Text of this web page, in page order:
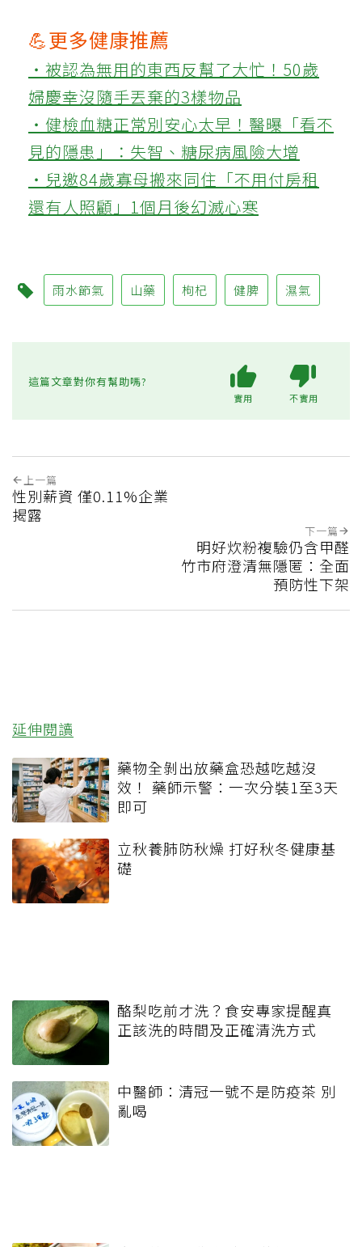
💪更多健康推薦
‧被認為無用的東西反幫了大忙！50歲
婦慶幸沒隨手丟棄的3樣物品
‧健檢血糖正常別安心太早！醫曝「看不
見的隱患」：失智、糖尿病風險大增
‧兒邀84歲寡母搬來同住「不用付房租
還有人照顧」1個月後幻滅心寒
雨水節氣 山藥 枸杞 健脾 濕氣
這篇文章對你有幫助嗎?
實用 不實用
上一篇
性別薪資 僅0.11%企業
揭露
下一篇
明好炊粉複驗仍含甲醛
竹市府澄清無隱匿：全面
預防性下架
延伸閱讀
藥物全剝出放藥盒恐越吃越沒
效！ 藥師示警：一次分裝1至3天
即可
立秋養肺防秋燥 打好秋冬健康基
礎
酪梨吃前才洗？食安專家提醒真
正該洗的時間及正確清洗方式
中醫師：清冠一號不是防疫茶 別
亂喝